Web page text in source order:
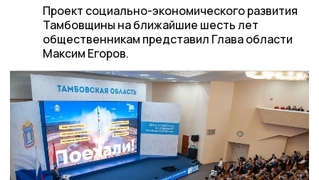
Проект социально-экономического развития
Тамбовщины на ближайшие шесть лет
общественникам представил Глава области
Максим Егоров.